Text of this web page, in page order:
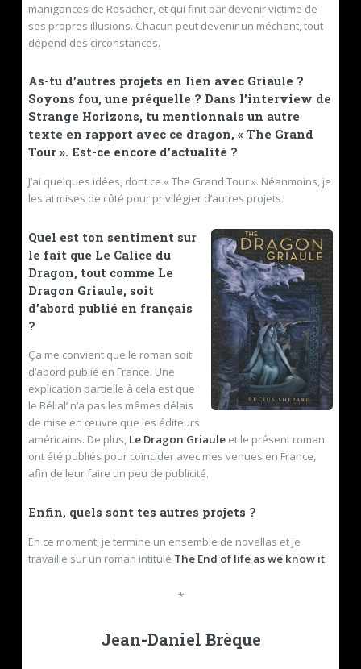
manigances de Rosacher, et qui finit par devenir victime de
ses propres illusions. Chacun peut devenir un méchant, tout
dépend des circonstances.
As-tu d’autres projets en lien avec Griaule ?
Soyons fou, une préquelle ? Dans l’interview de
Strange Horizons, tu mentionnais un autre
texte en rapport avec ce dragon, « The Grand
Tour ». Est-ce encore d’actualité ?
J’ai quelques idées, dont ce « The Grand Tour ». Néanmoins, je
les ai mises de côté pour privilégier d’autres projets.
Quel est ton sentiment sur
le fait que Le Calice du
Dragon, tout comme Le
Dragon Griaule, soit
d’abord publié en français
?
Ça me convient que le roman soit
d’abord publié en France. Une
explication partielle à cela est que
le Bélial’ n’a pas les mêmes délais
de mise en œuvre que les éditeurs
américains. De plus, Le Dragon Griaule et le présent roman
ont été publiés pour coïncider avec mes venues en France,
afin de leur faire un peu de publicité.
Enfin, quels sont tes autres projets ?
En ce moment, je termine un ensemble de novellas et je
travaille sur un roman intitulé The End of life as we know it.
*
Jean-Daniel Brèque